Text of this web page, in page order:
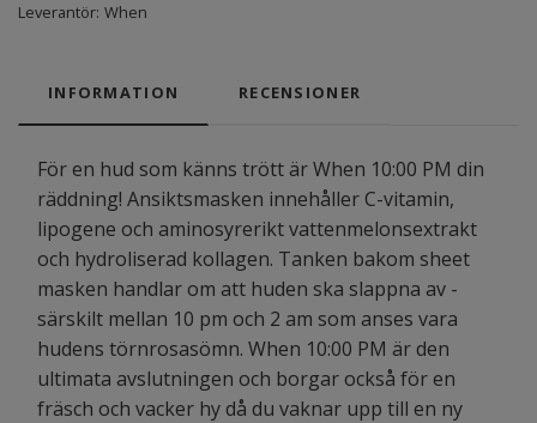
Leverantör: When
INFORMATION RECENSIONER
För en hud som känns trött är When 10:00 PM din
räddning! Ansiktsmasken innehåller C-vitamin,
lipogene och aminosyrerikt vattenmelonsextrakt
och hydroliserad kollagen. Tanken bakom sheet
masken handlar om att huden ska slappna av -
särskilt mellan 10 pm och 2 am som anses vara
hudens törnrosasömn. When 10:00 PM är den
ultimata avslutningen och borgar också för en
fräsch och vacker hy då du vaknar upp till en ny